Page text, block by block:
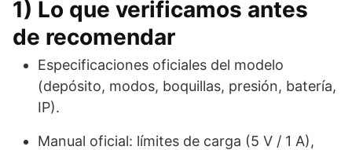
1) Lo que verificamos antes
de recomendar
Especificaciones oficiales del modelo
(depósito, modos, boquillas, presión, batería,
IP).
Manual oficial: límites de carga (5 V / 1 A),